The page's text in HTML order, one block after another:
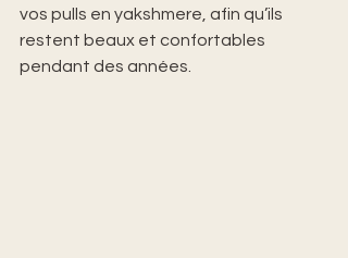
vos pulls en yakshmere, afin qu’ils
restent beaux et confortables
pendant des années.